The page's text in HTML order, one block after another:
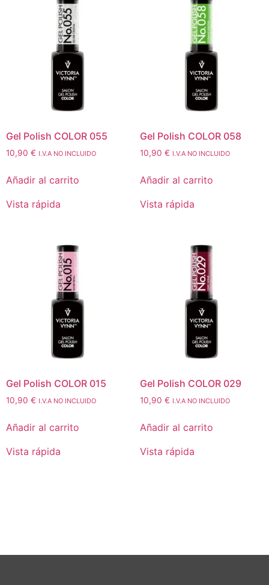
Gel Polish COLOR 055
10,90 € I.V.A NO INCLUIDO
Añadir al carrito
Vista rápida
Gel Polish COLOR 058
10,90 € I.V.A NO INCLUIDO
Añadir al carrito
Vista rápida
Gel Polish COLOR 015
10,90 € I.V.A NO INCLUIDO
Añadir al carrito
Vista rápida
Gel Polish COLOR 029
10,90 € I.V.A NO INCLUIDO
Añadir al carrito
Vista rápida